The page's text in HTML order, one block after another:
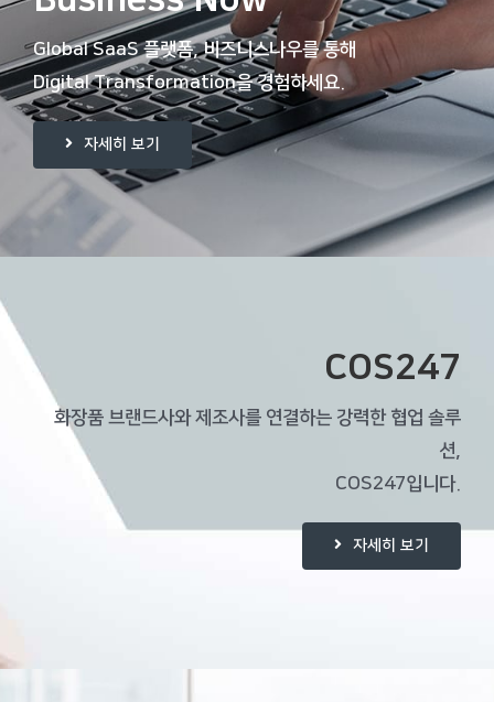
Global SaaS 플랫폼,비즈니스나우를 통해
Digital Transformation을 경험하세요.
자세히 보기
COS247
화장품 브랜드사와 제조사를 연결하는 강력한 협업 솔루
션,
COS247입니다.
자세히 보기